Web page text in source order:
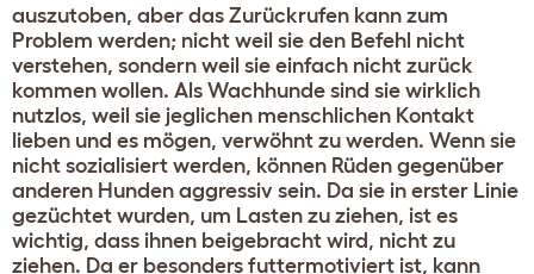
auszutoben, aber das Zurückrufen kann zum
Problem werden; nicht weil sie den Befehl nicht
verstehen, sondern weil sie einfach nicht zurück
kommen wollen. Als Wachhunde sind sie wirklich
nutzlos, weil sie jeglichen menschlichen Kontakt
lieben und es mögen, verwöhnt zu werden. Wenn sie
nicht sozialisiert werden, können Rüden gegenüber
anderen Hunden aggressiv sein. Da sie in erster Linie
gezüchtet wurden, um Lasten zu ziehen, ist es
wichtig, dass ihnen beigebracht wird, nicht zu
ziehen. Da er besonders futtermotiviert ist, kann